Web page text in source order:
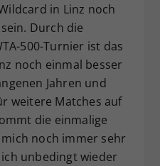
in Linz noch
Durch die
500-Turnier ist das
noch einmal besser
Jahren und
weitere Matches auf
die einmalige
noch immer sehr
unbedingt wieder